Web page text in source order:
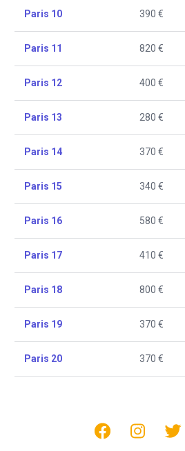
Paris 10 390 €
Paris 11 820 €
Paris 12 400 €
Paris 13 280 €
Paris 14 370 €
Paris 15 340 €
Paris 16 580 €
Paris 17 410 €
Paris 18 800 €
Paris 19 370 €
Paris 20 370 €